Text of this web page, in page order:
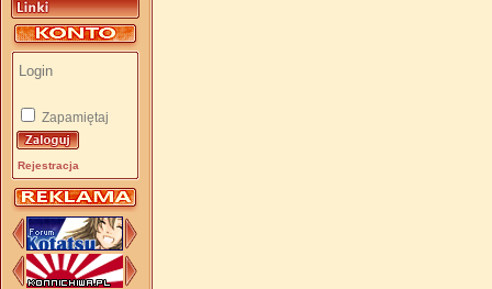
Zapamiętaj
Rejestracja